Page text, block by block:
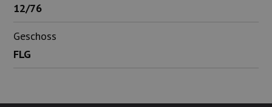
12/76
Geschoss
FLG